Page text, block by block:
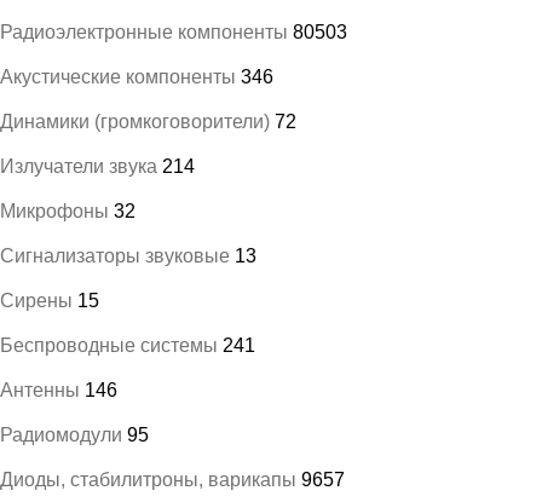
Радиоэлектронные компоненты 80503
Акустические компоненты 346
Динамики (громкоговорители) 72
Излучатели звука 214
Микрофоны 32
Сигнализаторы звуковые 13
Сирены 15
Беспроводные системы 241
Антенны 146
Радиомодули 95
Диоды, стабилитроны, варикапы 9657